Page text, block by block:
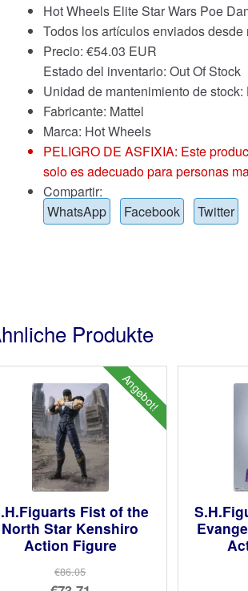
Hot Wheels Elite Star Wars Poe
Todos los artículos enviados
Precio: €54.03 EUR
Estado del inventario: Out Of Stock
Unidad de mantenimiento de stock:
Fabricante: Mattel
Marca: Hot Wheels
PELIGRO DE ASFIXIA: Este
solo es adecuado para personas
Compartir:
WhatsApp
Facebook Twitter
Produkte
Angebot!
Fist of the
North Star Kenshiro
Action Figure
€86.05